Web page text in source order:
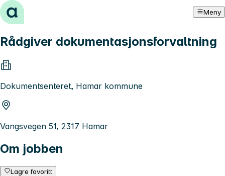
Hopp til innhold Meny
Rådgiver dokumentasjonsforvaltning
Dokumentsenteret, Hamar kommune
Vangsvegen 51, 2317 Hamar
Om jobben
Lagre favoritt